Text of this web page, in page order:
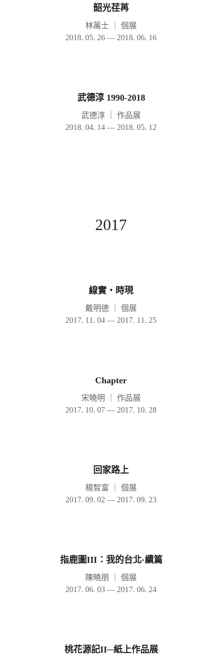
韶光荏苒
林萬士
個展
2018. 05. 26 — 2018. 06. 16
武德淳 1990-2018
武德淳
作品展
2018. 04. 14 — 2018. 05. 12
2017
線實‧時現
戴明德
個展
2017. 11. 04 — 2017. 11. 25
Chapter
宋曉明
作品展
2017. 10. 07 — 2017. 10. 28
回家路上
楊智富
個展
2017. 09. 02 — 2017. 09. 23
指鹿圖III：我的台北·續篇
陳曉朋
個展
2017. 06. 03 — 2017. 06. 24
桃花源記II─紙上作品展